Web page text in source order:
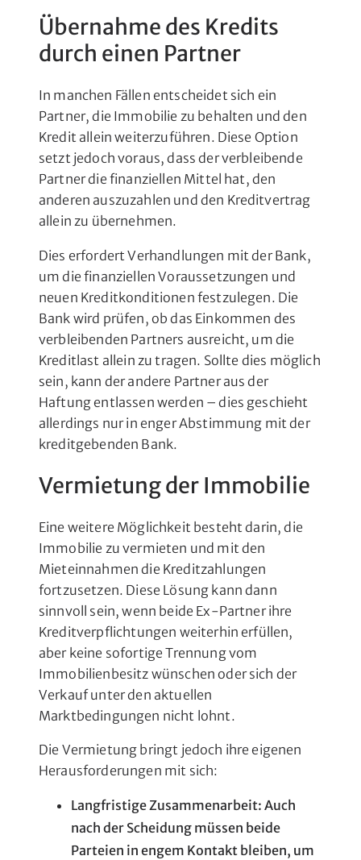
Übernahme des Kredits
durch einen Partner
In manchen Fällen entscheidet sich ein
Partner, die Immobilie zu behalten und den
Kredit allein weiterzuführen. Diese Option
setzt jedoch voraus, dass der verbleibende
Partner die finanziellen Mittel hat, den
anderen auszuzahlen und den Kreditvertrag
allein zu übernehmen.
Dies erfordert Verhandlungen mit der Bank,
um die finanziellen Voraussetzungen und
neuen Kreditkonditionen festzulegen. Die
Bank wird prüfen, ob das Einkommen des
verbleibenden Partners ausreicht, um die
Kreditlast allein zu tragen. Sollte dies möglich
sein, kann der andere Partner aus der
Haftung entlassen werden – dies geschieht
allerdings nur in enger Abstimmung mit der
kreditgebenden Bank.
Vermietung der Immobilie
Eine weitere Möglichkeit besteht darin, die
Immobilie zu vermieten und mit den
Mieteinnahmen die Kreditzahlungen
fortzusetzen. Diese Lösung kann dann
sinnvoll sein, wenn beide Ex-Partner ihre
Kreditverpflichtungen weiterhin erfüllen,
aber keine sofortige Trennung vom
Immobilienbesitz wünschen oder sich der
Verkauf unter den aktuellen
Marktbedingungen nicht lohnt.
Die Vermietung bringt jedoch ihre eigenen
Herausforderungen mit sich:
Langfristige Zusammenarbeit: Auch
nach der Scheidung müssen beide
Parteien in engem Kontakt bleiben, um